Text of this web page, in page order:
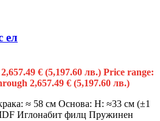
ел
2,657.49 € (5,197.60 лв.) Price range:
2,657.49 € (5,197.60 лв.)
≈ 58 см Основа: Н: ≈33 см (±1
Иглонабит филц Пружинен